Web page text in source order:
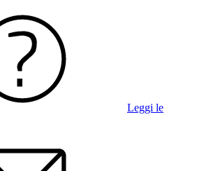
Leggi le